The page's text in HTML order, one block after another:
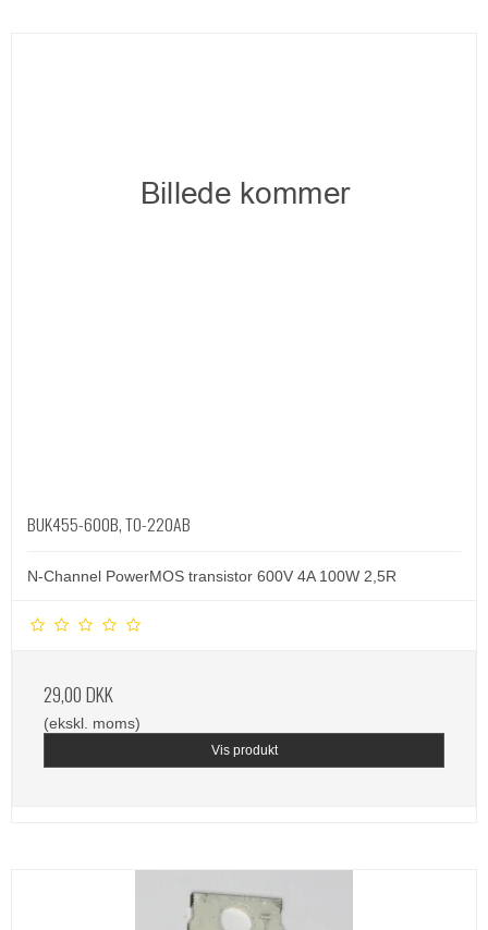
BUK455-600B, TO-220AB
N-Channel PowerMOS transistor 600V 4A 100W 2,5R
29,00 DKK
(ekskl. moms)
Vis produkt